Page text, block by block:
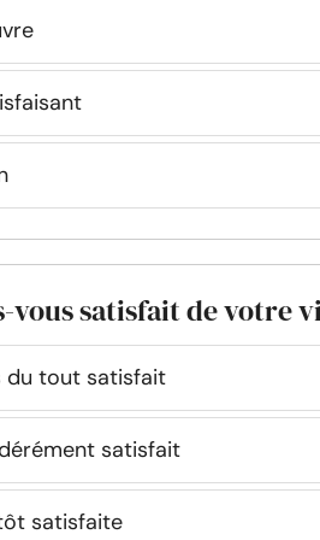
vous satisfait de votre
du tout satisfait
satisfait
satisfaite